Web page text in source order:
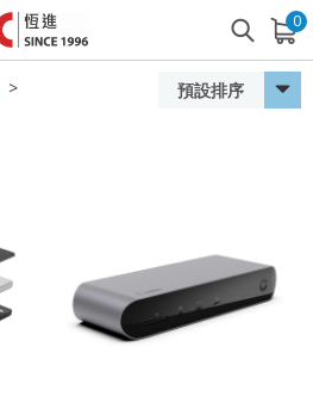
0
查看
> 預設排序